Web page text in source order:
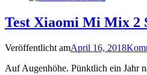
Test Xiaomi Mi Mix 2
Veröffentlicht amApril 16, 2018
Auf Augenhöhe. Pünktlich ein Jahr